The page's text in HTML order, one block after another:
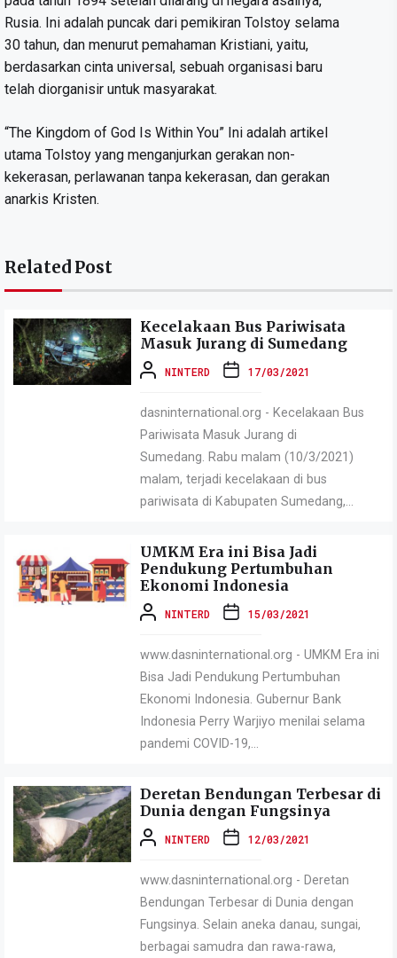
Rusia. Ini adalah puncak dari pemikiran Tolstoy selama
30 tahun, dan menurut pemahaman Kristiani, yaitu,
berdasarkan cinta universal, sebuah organisasi baru
telah diorganisir untuk masyarakat.
“The Kingdom of God Is Within You” Ini adalah artikel
utama Tolstoy yang menganjurkan gerakan non-
kekerasan, perlawanan tanpa kekerasan, dan gerakan
anarkis Kristen.
Related Post
Kecelakaan Bus Pariwisata
Masuk Jurang di Sumedang
NINTERD 17/03/2021
dasninternational.org - Kecelakaan Bus
Pariwisata Masuk Jurang di
Sumedang. Rabu malam (10/3/2021)
malam, terjadi kecelakaan di bus
pariwisata di Kabupaten Sumedang,...
UMKM Era ini Bisa Jadi
Pendukung Pertumbuhan
Ekonomi Indonesia
NINTERD 15/03/2021
www.dasninternational.org - UMKM Era ini
Bisa Jadi Pendukung Pertumbuhan
Ekonomi Indonesia. Gubernur Bank
Indonesia Perry Warjiyo menilai selama
pandemi COVID-19,...
Deretan Bendungan Terbesar di
Dunia dengan Fungsinya
NINTERD 12/03/2021
www.dasninternational.org - Deretan
Bendungan Terbesar di Dunia dengan
Fungsinya. Selain aneka danau, sungai,
berbagai samudra dan rawa-rawa,